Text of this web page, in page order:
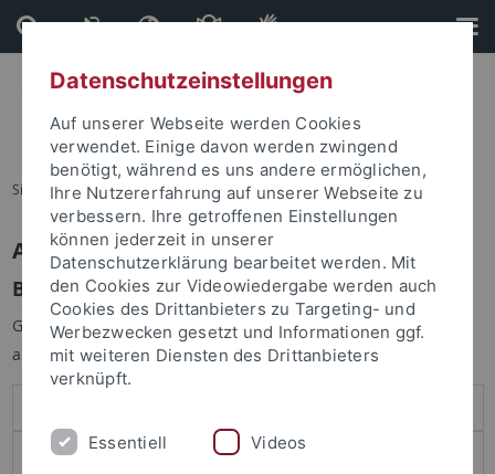
Direkt
zum
Inhalt
Direkt
zur
Fußleiste
Sie sind hier: Startseite
Anmelden
Benutzeranmeldung
Geben Sie Ihren Benutzernamen und Ihr Passwort an um sich
anzumelden:
Datenschutzeinstellungen
Auf unserer Webseite werden Cookies
verwendet. Einige davon werden zwingend
benötigt, während es uns andere ermöglichen,
Ihre Nutzererfahrung auf unserer Webseite zu
verbessern. Ihre getroffenen Einstellungen
können jederzeit in unserer
Datenschutzerklärung bearbeitet werden. Mit
den Cookies zur Videowiedergabe werden auch
Cookies des Drittanbieters zu Targeting- und
Werbezwecken gesetzt und Informationen ggf.
mit weiteren Diensten des Drittanbieters
verknüpft.
Essentiell Videos